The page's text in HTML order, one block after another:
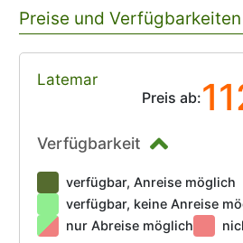
Preise und Verfügbarkeiten
Latemar
Preis ab:
Verfügbarkeit
verfügbar, Anreise möglich
verfügbar, keine Anreise
nur Abreise möglich